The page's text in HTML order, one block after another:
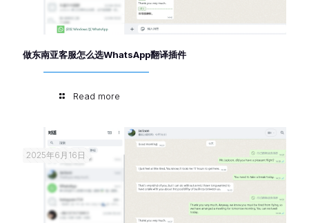
做东南亚客服怎么选WhatsApp翻译插件
Read more
2025年6月16日